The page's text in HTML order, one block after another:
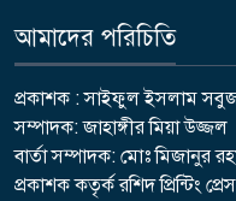
আমাদের পরিচিতি
প্রকাশক : সাইফুল ইসলাম
সম্পাদক: জাহাঙ্গীর মিয়া উজ্জল
বার্তা সম্পাদক: মোঃ মিজানুর
প্রকাশক কতৃর্ক রশিদ প্রিন্টিং